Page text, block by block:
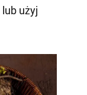
użyj